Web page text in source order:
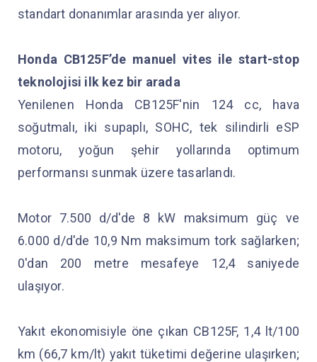
standart donanımlar arasında yer alıyor.
Honda CB125F’de manuel vites ile start-stop
teknolojisi ilk kez bir arada
Yenilenen Honda CB125F'nin 124 cc, hava
soğutmalı, iki supaplı, SOHC, tek silindirli eSP
motoru, yoğun şehir yollarında optimum
performansı sunmak üzere tasarlandı.
Motor 7.500 d/d'de 8 kW maksimum güç ve
6.000 d/d'de 10,9 Nm maksimum tork sağlarken;
0'dan 200 metre mesafeye 12,4 saniyede
ulaşıyor.
Yakıt ekonomisiyle öne çıkan CB125F, 1,4 lt/100
km (66,7 km/lt) yakıt tüketimi değerine ulaşırken;